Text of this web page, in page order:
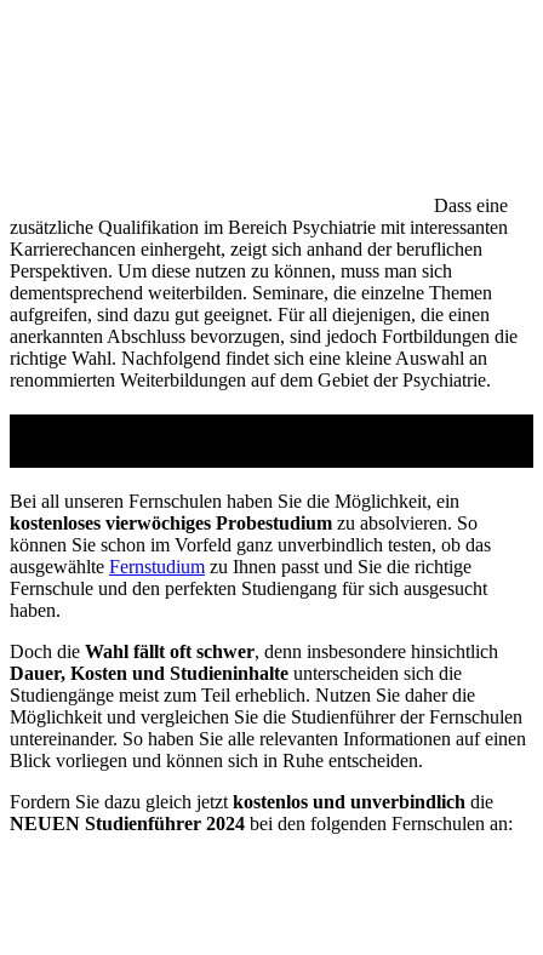
Dass eine
zusätzliche Qualifikation im Bereich Psychiatrie mit interessanten
Karrierechancen einhergeht, zeigt sich anhand der beruflichen
Perspektiven. Um diese nutzen zu können, muss man sich
dementsprechend weiterbilden. Seminare, die einzelne Themen
aufgreifen, sind dazu gut geeignet. Für all diejenigen, die einen
anerkannten Abschluss bevorzugen, sind jedoch Fortbildungen die
richtige Wahl. Nachfolgend findet sich eine kleine Auswahl an
renommierten Weiterbildungen auf dem Gebiet der Psychiatrie.
Bei all unseren Fernschulen haben Sie die Möglichkeit, ein
kostenloses vierwöchiges Probestudium zu absolvieren. So
können Sie schon im Vorfeld ganz unverbindlich testen, ob das
ausgewählte Fernstudium zu Ihnen passt und Sie die richtige
Fernschule und den perfekten Studiengang für sich ausgesucht
haben.
Doch die Wahl fällt oft schwer, denn insbesondere hinsichtlich
Dauer, Kosten und Studieninhalte unterscheiden sich die
Studiengänge meist zum Teil erheblich. Nutzen Sie daher die
Möglichkeit und vergleichen Sie die Studienführer der Fernschulen
untereinander. So haben Sie alle relevanten Informationen auf einen
Blick vorliegen und können sich in Ruhe entscheiden.
Fordern Sie dazu gleich jetzt kostenlos und unverbindlich die
NEUEN Studienführer 2024 bei den folgenden Fernschulen an: